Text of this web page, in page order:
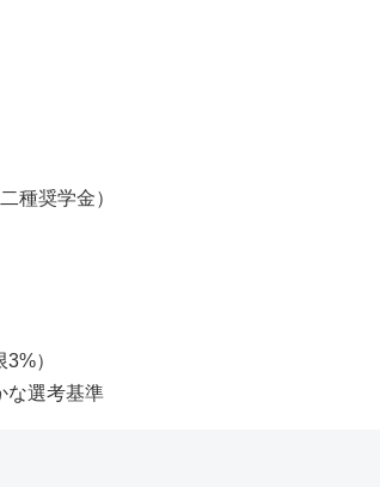
種奨学金）
）
な選考基準